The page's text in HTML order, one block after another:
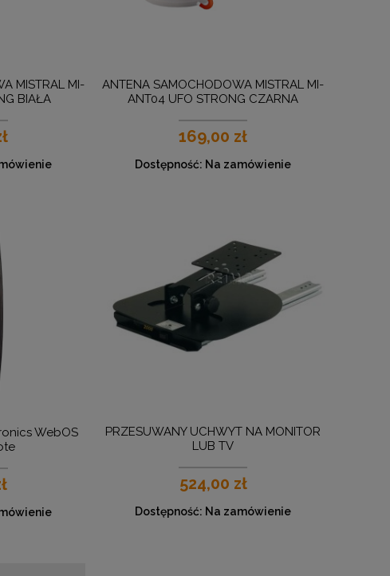
MISTRAL MI-
BIAŁA
ANTENA SAMOCHODOWA MISTRAL MI-
ANT04 UFO STRONG CZARNA
169,00 zł
Dostępność: Na zamówienie
WebOS
PRZESUWANY UCHWYT NA MONITOR
LUB TV
524,00 zł
Dostępność: Na zamówienie